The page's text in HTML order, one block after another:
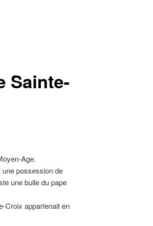
Sainte-
Age.
une possession de
une bulle du pape
Croix appartenait en